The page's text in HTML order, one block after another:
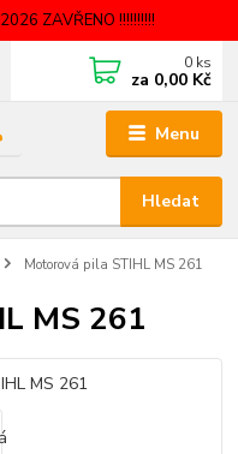
ZAVŘENO !!!!!!!!!!
Menu
Hledat
0 ks
za 0,00 Kč
Motorová pila STIHL MS 261
MS 261